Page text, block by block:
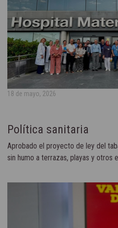
18 de mayo, 2026
Política sanitaria
Aprobado el proyecto de ley del
sin humo a terrazas, playas y otros